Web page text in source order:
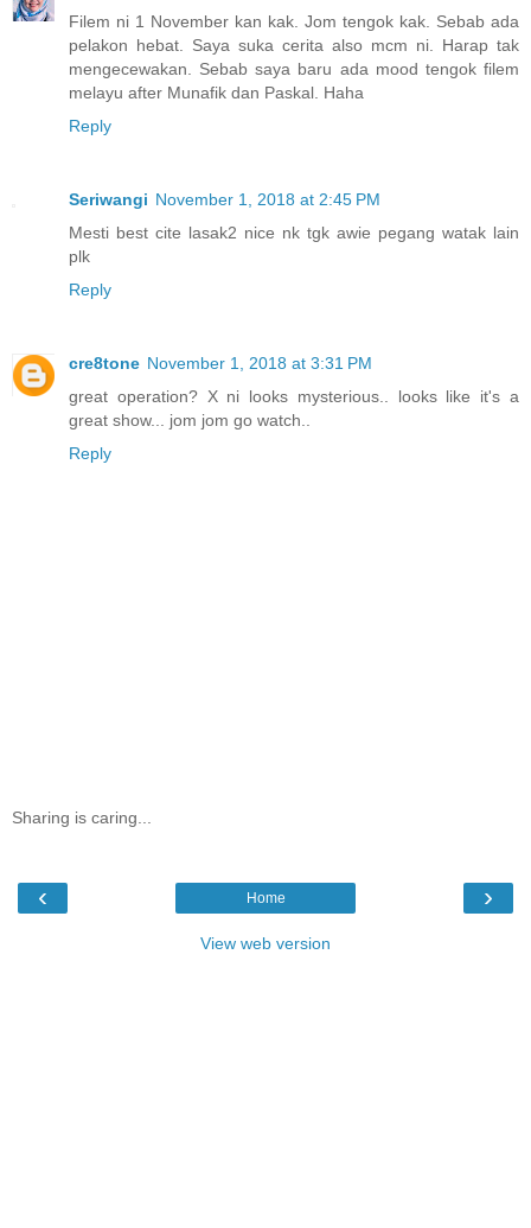
Filem ni 1 November kan kak. Jom tengok kak. Sebab ada
pelakon hebat. Saya suka cerita also mcm ni. Harap tak
mengecewakan. Sebab saya baru ada mood tengok filem
melayu after Munafik dan Paskal. Haha
Reply
Seriwangi November 1, 2018 at 2:45 PM
Mesti best cite lasak2 nice nk tgk awie pegang watak lain
plk
Reply
cre8tone November 1, 2018 at 3:31 PM
great operation? X ni looks mysterious.. looks like it's a
great show... jom jom go watch..
Reply
Sharing is caring...
‹ ›
Home
View web version